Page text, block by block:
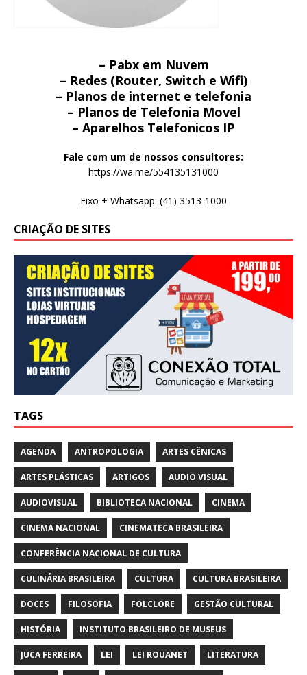
– Pabx em Nuvem
– Redes (Router, Switch e Wifi)
– Planos de internet e telefonia
– Planos de Telefonia Movel
– Aparelhos Telefonicos IP
Fale com um de nossos consultores:
https://wa.me/554135131000
Fixo + Whatsapp: (41) 3513-1000
CRIAÇÃO DE SITES
TAGS
AGENDA ANTROPOLOGIA ARTES CÊNICAS
ARTES PLÁSTICAS ARTIGOS AUDIO VISUAL
AUDIOVISUAL BIBLIOTECA NACIONAL CINEMA
CINEMA NACIONAL CINEMATECA BRASILEIRA
CONFERÊNCIA NACIONAL DE CULTURA
CULINÁRIA BRASILEIRA CULTURA CULTURA BRASILEIRA
DOCES FILOSOFIA FOLCLORE GESTÃO CULTURAL
HISTÓRIA INSTITUTO BRASILEIRO DE MUSEUS
JUCA FERREIRA LEI LEI ROUANET LITERATURA